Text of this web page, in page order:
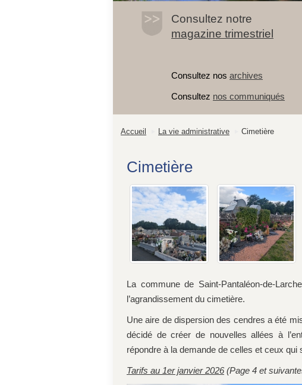
Consultez notre
magazine trimestriel
Consultez nosarchives
Consultez nos communiqués
Accueil La vie administrative Cimetière
Cimetière
La commune de Saint-Pantaléon-de-
l’agrandissement du cimetière.
Une aire de dispersion des cendres a été
décidé de créer de nouvelles allées à
répondre à la demande de celles et ceux
Tarifs au 1er janvier 2026(Page 4 et